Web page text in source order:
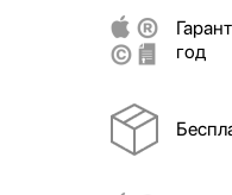
год